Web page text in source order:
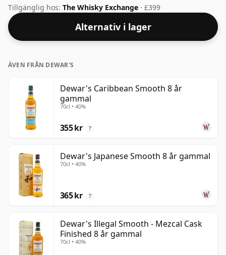
mognadstid specificerats. ABV för denna tappning är
40 % och flaskans storlek är en standard på 75 cl.
Tillgänglig hos: The Whisky Exchange · £399
Alternativ i lager
ÄVEN FRÅN DEWAR'S
Dewar's Caribbean Smooth 8 år
gammal
70cl • 40%
355 kr ?
Dewar's Japanese Smooth 8 år gammal
70cl • 40%
365 kr ?
Dewar's Illegal Smooth - Mezcal Cask
Finished 8 år gammal
70cl • 40%